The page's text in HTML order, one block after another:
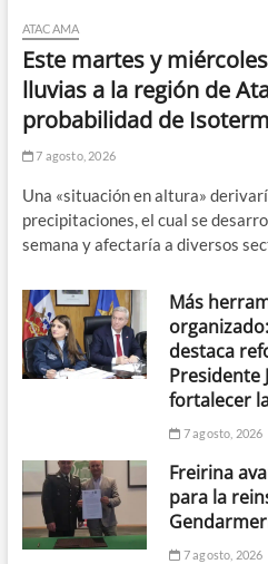
ATACAMA
Este martes y
lluvias a la región de
probabilidad de
7 agosto, 2026
Una «situación en altura»
precipitaciones, el cual se
semana y afectaría a diversos
Más
destaca
Presidente
fortalecer
7 agosto, 2026
Freirina
para la
7 agosto, 2026